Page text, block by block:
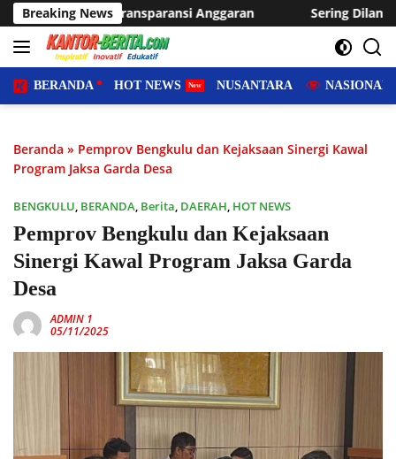
Langsung
ke
konten
Breaking News
Anggaran Sering Dilanda Genangan, Desa
BERANDA HOT NEWS NUSANTARA NASIONAL
Beranda » Pemprov Bengkulu dan Kejaksaan Sinergi Kawal
Program Jaksa Garda Desa
BENGKULU, BERANDA, Berita, DAERAH, HOT NEWS
Pemprov Bengkulu dan Kejaksaan
Sinergi Kawal Program Jaksa Garda
Desa
ADMIN 1
05/11/2025